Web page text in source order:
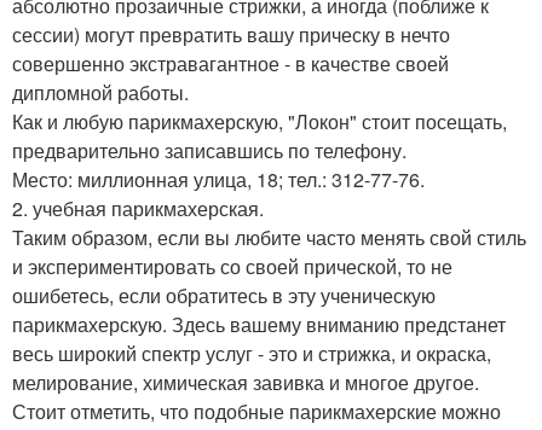
сессии) могут превратить вашу прическу в нечто
совершенно экстравагантное - в качестве своей
дипломной работы.
Как и любую парикмахерскую, "Локон" стоит посещать,
предварительно записавшись по телефону.
Место: миллионная улица, 18; тел.: 312-77-76.
2. учебная парикмахерская.
Таким образом, если вы любите часто менять свой стиль
и экспериментировать со своей прической, то не
ошибетесь, если обратитесь в эту ученическую
парикмахерскую. Здесь вашему вниманию предстанет
весь широкий спектр услуг - это и стрижка, и окраска,
мелирование, химическая завивка и многое другое.
Стоит отметить, что подобные парикмахерские можно